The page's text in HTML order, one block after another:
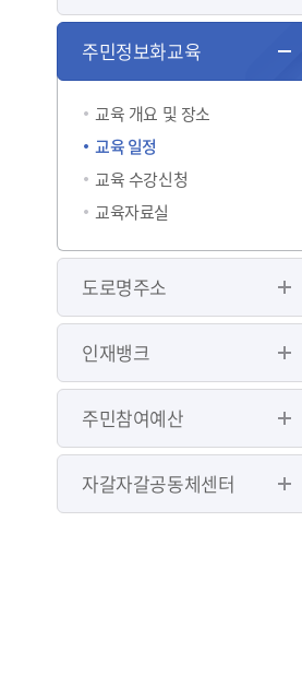
주민정보화교육
교육 개요 및 장소
교육 일정
교육 수강신청
교육자료실
도로명주소
인재뱅크
주민참여예산
자갈자갈공동체센터